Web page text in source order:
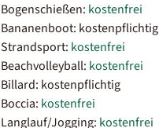
Bogenschießen: kostenfrei
Bananenboot: kostenpflichtig
Strandsport: kostenfrei
Beachvolleyball: kostenfrei
Billard: kostenpflichtig
Boccia: kostenfrei
Langlauf/Jogging: kostenfrei